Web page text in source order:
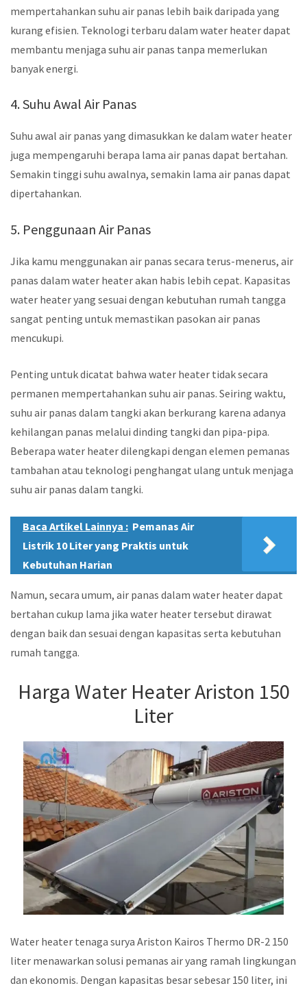
mempertahankan suhu air panas lebih baik daripada yang
kurang efisien. Teknologi terbaru dalam water heater dapat
membantu menjaga suhu air panas tanpa memerlukan
banyak energi.
4. Suhu Awal Air Panas
Suhu awal air panas yang dimasukkan ke dalam water heater
juga mempengaruhi berapa lama air panas dapat bertahan.
Semakin tinggi suhu awalnya, semakin lama air panas dapat
dipertahankan.
5. Penggunaan Air Panas
Jika kamu menggunakan air panas secara terus-menerus, air
panas dalam water heater akan habis lebih cepat. Kapasitas
water heater yang sesuai dengan kebutuhan rumah tangga
sangat penting untuk memastikan pasokan air panas
mencukupi.
Penting untuk dicatat bahwa water heater tidak secara
permanen mempertahankan suhu air panas. Seiring waktu,
suhu air panas dalam tangki akan berkurang karena adanya
kehilangan panas melalui dinding tangki dan pipa-pipa.
Beberapa water heater dilengkapi dengan elemen pemanas
tambahan atau teknologi penghangat ulang untuk menjaga
suhu air panas dalam tangki.
Baca Artikel Lainnya : Pemanas Air
Listrik 10 Liter yang Praktis untuk
Kebutuhan Harian
Namun, secara umum, air panas dalam water heater dapat
bertahan cukup lama jika water heater tersebut dirawat
dengan baik dan sesuai dengan kapasitas serta kebutuhan
rumah tangga.
Harga Water Heater Ariston 150
Liter
Water heater tenaga surya Ariston Kairos Thermo DR-2 150
liter menawarkan solusi pemanas air yang ramah lingkungan
dan ekonomis. Dengan kapasitas besar sebesar 150 liter, ini